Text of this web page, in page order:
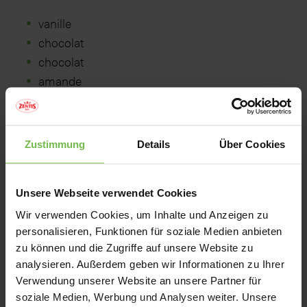
Zustimmung Details Über Cookies
Unsere Webseite verwendet Cookies
Wir verwenden Cookies, um Inhalte und Anzeigen zu
personalisieren, Funktionen für soziale Medien anbieten
zu können und die Zugriffe auf unsere Website zu
analysieren. Außerdem geben wir Informationen zu Ihrer
Verwendung unserer Website an unsere Partner für
soziale Medien, Werbung und Analysen weiter. Unsere
vanille
chocolat
chocolat
amande
Emballages:
Containers